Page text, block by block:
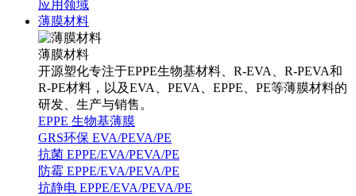
应用领域
薄膜材料
薄膜材料
开源塑化专注于EPPE生物基材料、R-EVA、R-PEVA和
R-PE材料，以及EVA、PEVA、EPPE、PE等薄膜材料的
研发、生产与销售。
EPPE 生物基薄膜
GRS环保 EVA/PEVA/PE
抗菌 EPPE/EVA/PEVA/PE
防霉 EPPE/EVA/PEVA/PE
抗静电 EPPE/EVA/PEVA/PE